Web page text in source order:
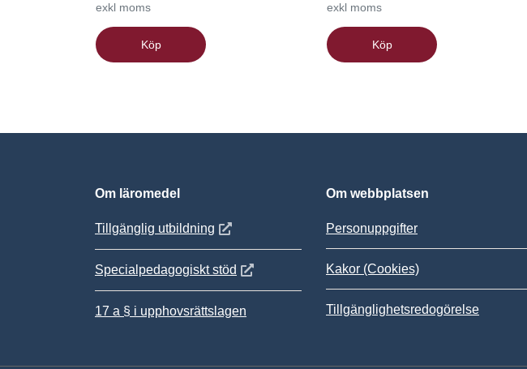
exkl moms
Köp
exkl moms
Köp
Om läromedel
Tillgänglig utbildning Öppnas i nytt fönster
Specialpedagogiskt stöd Öppnas i nytt fönster
17 a § i upphovsrättslagen
Om webbplatsen
Personuppgifter
Kakor (Cookies)
Tillgänglighetsredogörelse